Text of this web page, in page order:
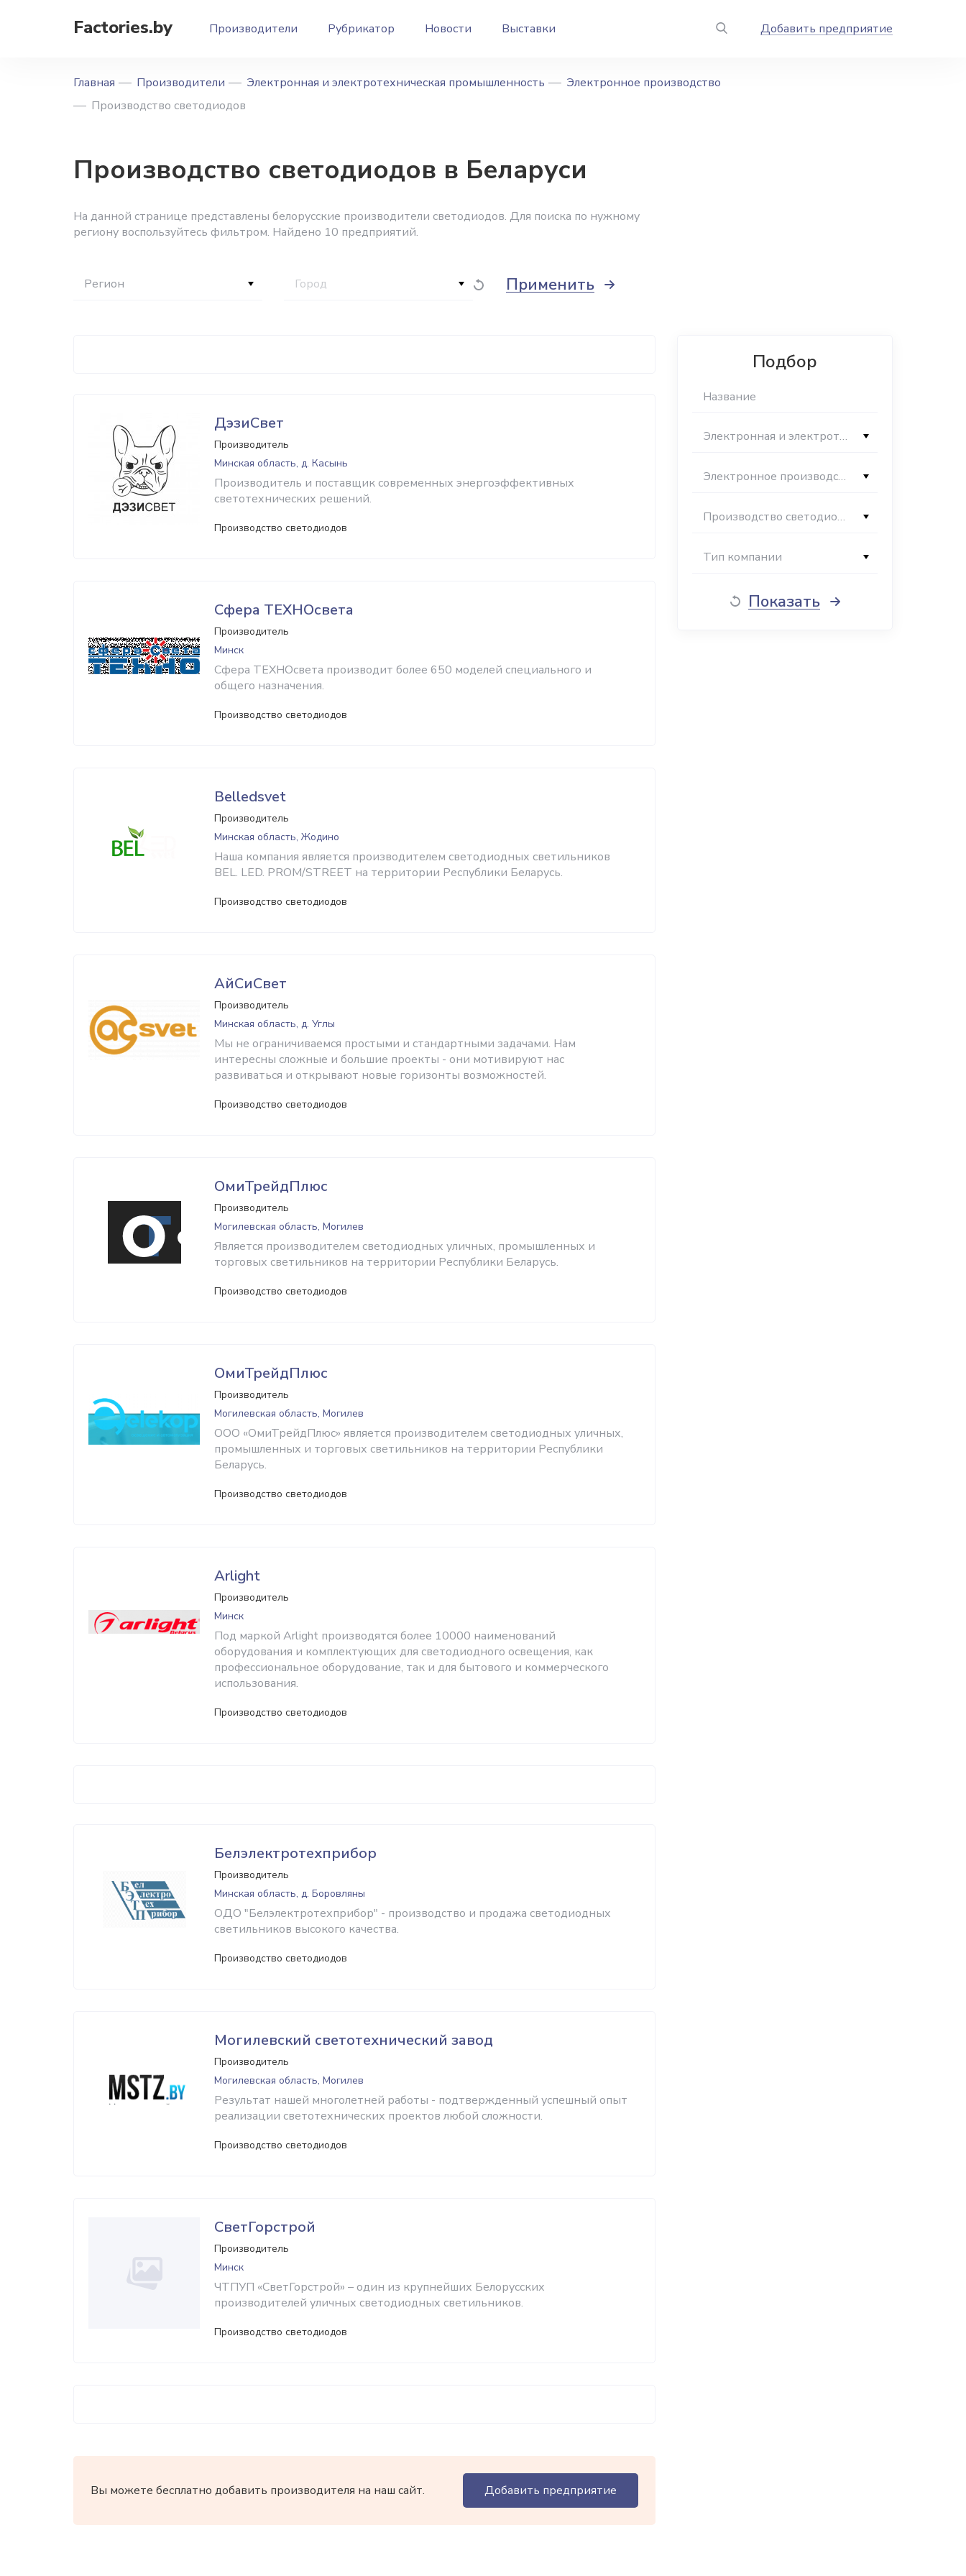
Factories.by Производители Рубрикатор Новости Выставки Добавить предприятие
Главная Производители Электронная и электротехническая промышленность
Электронное производство
Производство светодиодов
Производство светодиодов в Беларуси
На данной странице представлены белорусские производители светодиодов. Для поиска по нужному
региону воспользуйтесь фильтром. Найдено 10 предприятий.
Регион Город Применить
ДэзиСвет
Производитель
Минская область, д. Касынь
Производитель и поставщик современных энергоэффективных
светотехнических решений.
Производство светодиодов
Сфера ТЕХНОсвета
Производитель
Минск
Сфера ТЕХНОсвета производит более 650 моделей специального и
общего назначения.
Производство светодиодов
Belledsvet
Производитель
Минская область, Жодино
Наша компания является производителем светодиодных светильников
BEL. LED. PROM/STREET на территории Республики Беларусь.
Производство светодиодов
АйСиСвет
Производитель
Минская область, д. Углы
Мы не ограничиваемся простыми и стандартными задачами. Нам
интересны сложные и большие проекты - они мотивируют нас
развиваться и открывают новые горизонты возможностей.
Производство светодиодов
ОмиТрейдПлюс
Производитель
Могилевская область, Могилев
Является производителем светодиодных уличных, промышленных и
торговых светильников на территории Республики Беларусь.
Производство светодиодов
ОмиТрейдПлюс
Производитель
Могилевская область, Могилев
ООО «ОмиТрейдПлюс» является производителем светодиодных уличных,
промышленных и торговых светильников на территории Республики
Беларусь.
Производство светодиодов
Arlight
Производитель
Минск
Под маркой Arlight производятся более 10000 наименований
оборудования и комплектующих для светодиодного освещения, как
профессиональное оборудование, так и для бытового и коммерческого
использования.
Производство светодиодов
Белэлектротехприбор
Производитель
Минская область, д. Боровляны
ОДО "Белэлектротехприбор" - производство и продажа светодиодных
светильников высокого качества.
Производство светодиодов
Могилевский светотехнический завод
Производитель
Могилевская область, Могилев
Результат нашей многолетней работы - подтвержденный успешный опыт
реализации светотехнических проектов любой сложности.
Производство светодиодов
СветГорстрой
Производитель
Минск
ЧТПУП «СветГорстрой» – один из крупнейших Белорусcких
производителей уличных светодиодных светильников.
Производство светодиодов
Вы можете бесплатно добавить производителя на наш сайт. Добавить предприятие
Подбор
Электронная и электротехническая промышленность
Электронное производство
Производство светодиодов
Тип компании
Показать